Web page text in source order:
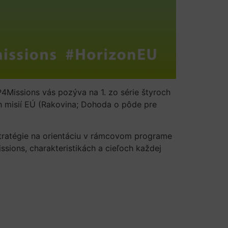
vás pozýva na 1. zo série štyroch
EÚ (Rakovina; Dohoda o pôde pre
na orientáciu v rámcovom programe
charakteristikách a cieľoch každej